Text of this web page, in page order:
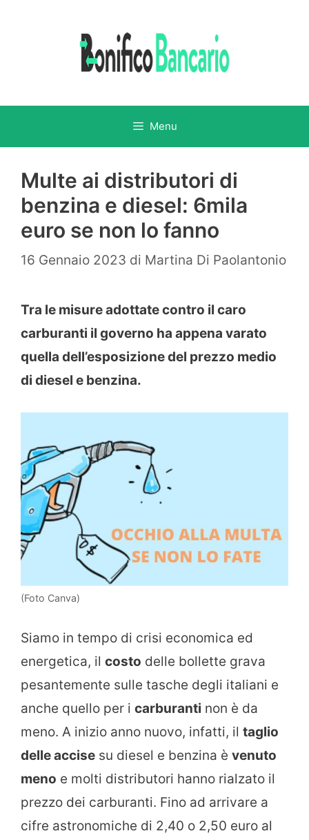
Menu
Multe ai distributori di
benzina e diesel: 6mila
euro se non lo fanno
16 Gennaio 2023 di Martina Di Paolantonio
Tra le misure adottate contro il caro
carburanti il governo ha appena varato
quella dell’esposizione del prezzo medio
di diesel e benzina.
(Foto Canva)
Siamo in tempo di crisi economica ed
energetica, il costo delle bollette grava
pesantemente sulle tasche degli italiani e
anche quello per i carburanti non è da
meno. A inizio anno nuovo, infatti, il taglio
delle accise su diesel e benzina è venuto
meno e molti distributori hanno rialzato il
prezzo dei carburanti. Fino ad arrivare a
cifre astronomiche di 2,40 o 2,50 euro al